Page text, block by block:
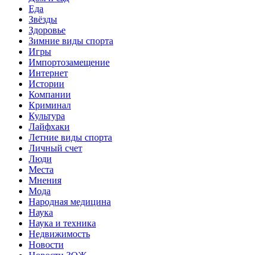
Еда
Звёзды
Здоровье
Зимние виды спорта
Игры
Импортозамещение
Интернет
Истории
Компании
Криминал
Культура
Лайфхаки
Летние виды спорта
Личный счет
Люди
Места
Мнения
Мода
Народная медицина
Наука
Наука и техника
Недвижимость
Новости